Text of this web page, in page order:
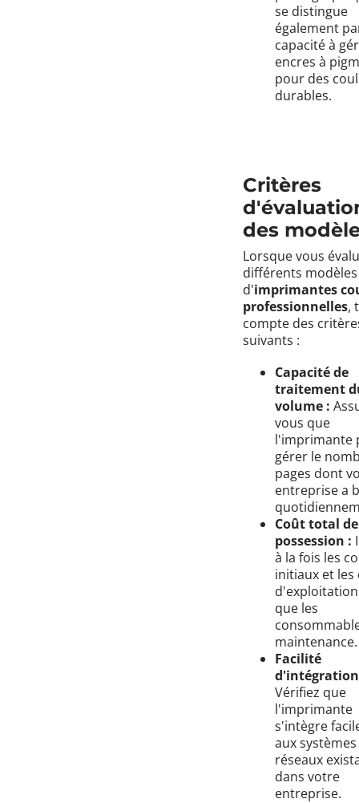
se distingue
également
capacité à
encres à
pour des
durables.
Critères
des
Lorsque vous
différents modèles
d'imprimantes
professionnelles,
compte des
suivants :
Capacité de
traitement
volume :
vous que
l'imprimante
gérer le
pages dont
entreprise a
Coût total de
possession :
à la fois les
initiaux et les
que les
maintenance.
Facilité
Vérifiez que
l'imprimante
s'intègre
aux
réseaux
dans votre
entreprise.